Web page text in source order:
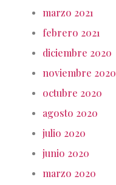
marzo 2021
febrero 2021
diciembre 2020
noviembre 2020
octubre 2020
agosto 2020
julio 2020
junio 2020
marzo 2020